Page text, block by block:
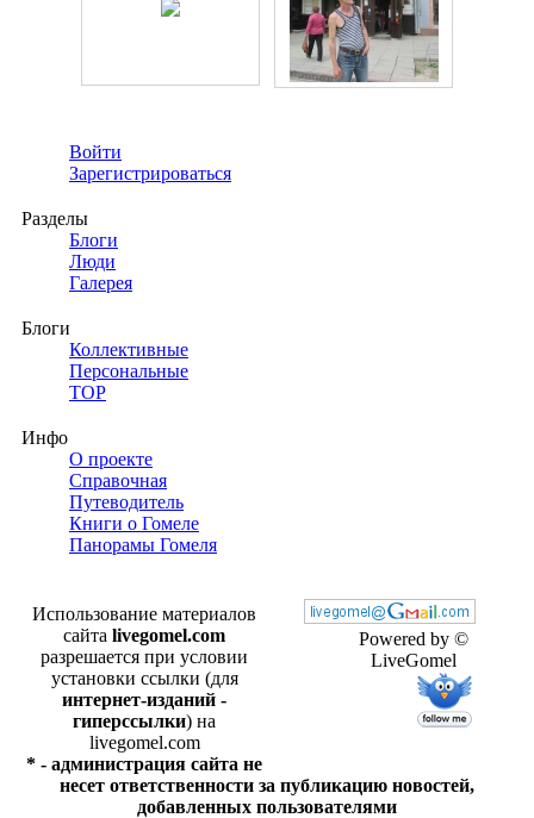
Войти
Зарегистрироваться
Разделы
Блоги
Люди
Галерея
Блоги
Коллективные
Персональные
TOP
Инфо
О проекте
Справочная
Путеводитель
Книги о Гомеле
Панорамы Гомеля
Powered by ©
LiveGomel
Использование материалов
сайта livegomel.com
разрешается при условии
установки ссылки (для
интернет-изданий -
гиперссылки) на
livegomel.com
* - администрация сайта не
несет ответственности за публикацию новостей,
добавленных пользователями